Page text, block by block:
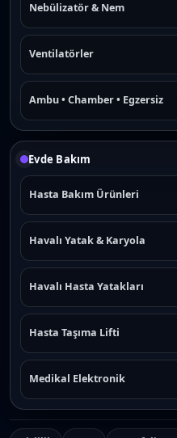
Nebülizatör & Nem
Ventilatörler
Ambu • Chamber • Egzersiz
Evde Bakım
Hasta Bakım Ürünleri
Havalı Yatak & Karyola
Havalı Hasta Yatakları
Hasta Taşıma Lifti
Medikal Elektronik